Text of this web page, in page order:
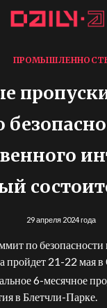
29 апреля 2024 года
по безопасности
пройдет 21-22 мая
6-месячное
в Блетчли-Парке.